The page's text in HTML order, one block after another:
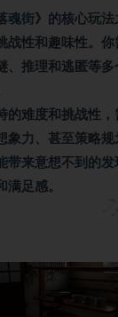
魂街》的核心玩法
战性和趣味性。你
、推理和逃匿等
的难度和挑战性
象力、甚至策略规
带来意想不到的
满足感。